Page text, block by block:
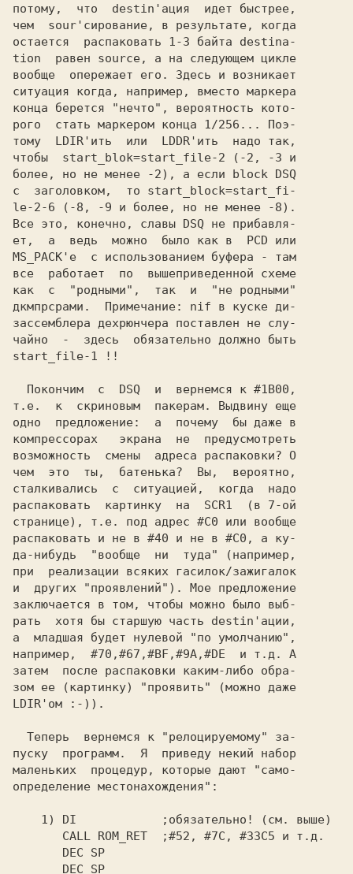
потому,  что  destin'ация  идет быстрее,
чем  sour'сирование, в результате, когда
остается  распаковать 1-3 байта destina-
tion  равен source, а на следующем цикле
вообще  опережает его. Здесь и возникает
ситуация когда, например, вместо маркера
конца берется "нечто", вероятность кото-
рого  стать маркером конца 1/256... Поэ-
тому
LDIR'ить или LDDR'ить
надо так,
чтобы
Все это, конечно, славы DSQ не прибавля-
ет,  а  ведь  можно  было как в
PCD
MS_PACK'е
  с использованием буфера - там
все  работает  по  вышеприведенной схеме
как  с  "родными",  так  и  "не родными"
дкмпрсрами.  Примечание: nif в куске ди-
зассемблера дехрюнчера поставлен не слу-
  Покончим  с
DSQ
и  вернемся к #1B00,
т.е.  к  скриновым  пакерам. Выдвину еще
одно  предложение:
возможность  смены  адреса распаковки? О
чем  это  ты,  батенька?  Вы,  вероятно,
сталкивались  с  ситуацией,  когда  надо
распаковать  картинку  на  SCR1  (в 7-ой
странице), т.е. под адрес #C0 или вообще
распаковать и не в #40 и не в #C0, а ку-
да-нибудь  "вообще  ни  туда" (например,
при  реализации всяких гасилок/зажигалок
и  других "проявлений"). Мое предложение
заключается в том, чтобы можно было выб-
рать  хотя бы старшую часть destin'ации,
a  младшая будет нулевой "по умолчанию",
например,
#70,#67,#BF,#9A,#DE
и т.д. А
затем  после распаковки каким-либо обра-
LDIR'ом
пуску  программ.  Я  приведу некий набор
маленьких  процедур, которые дают "само-
определение местонахождения":
1) DI
   CALL ROM_RET